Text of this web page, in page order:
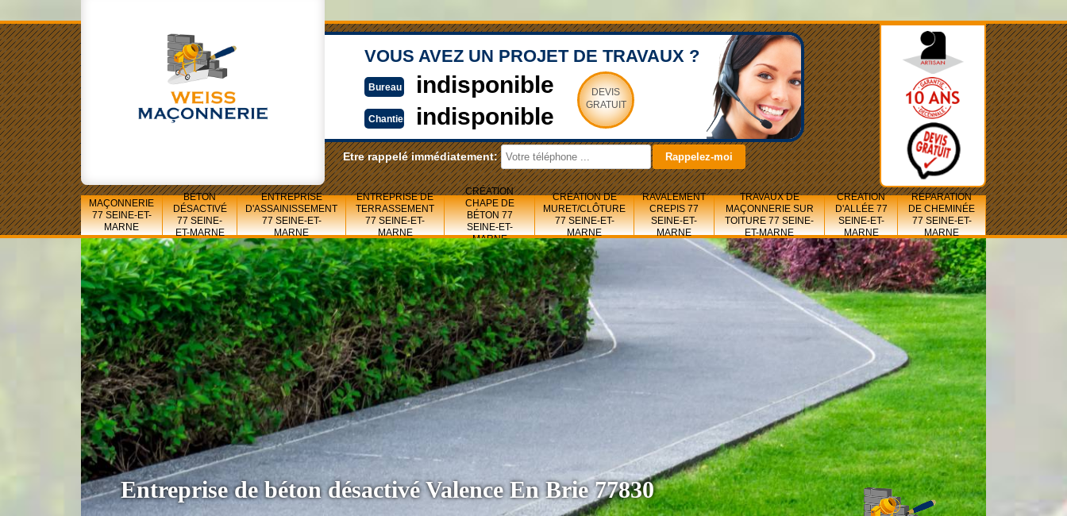
VOUS AVEZ UN PROJET DE TRAVAUX ?
Bureau indisponible
Chantier indisponible
DEVIS
GRATUIT
Etre rappelé immédiatement:
MAÇONNERIE
77 SEINE-ET-
MARNE
BÉTON
DÉSACTIVÉ
77 SEINE-
ET-MARNE
ENTREPRISE
D'ASSAINISSEMENT
77 SEINE-ET-
MARNE
ENTREPRISE DE
TERRASSEMENT
77 SEINE-ET-
MARNE
CRÉATION
CHAPE DE
BÉTON 77
SEINE-ET-
MARNE
CRÉATION DE
MURET/CLÔTURE
77 SEINE-ET-
MARNE
RAVALEMENT
CREPIS 77
SEINE-ET-
MARNE
TRAVAUX DE
MAÇONNERIE SUR
TOITURE 77 SEINE-
ET-MARNE
CRÉATION
D'ALLÉE 77
SEINE-ET-
MARNE
RÉPARATION
DE CHEMINÉE
77 SEINE-ET-
MARNE
Entreprise de béton désactivé Valence En Brie 77830